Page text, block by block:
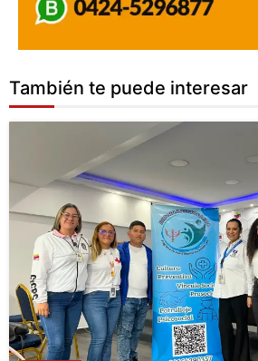
También te puede interesar